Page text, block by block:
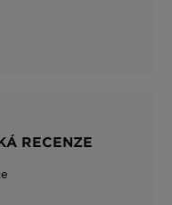
RECENZE